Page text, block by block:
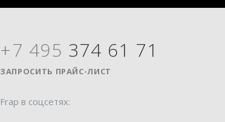
+7 495 374 61 71
ЗАПРОСИТЬ ПРАЙС-ЛИСТ
Frap в соцсетях: